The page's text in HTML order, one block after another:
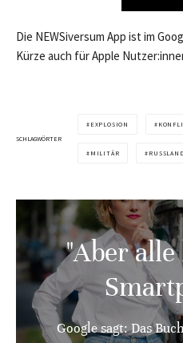
Die NEWSiversum App ist im
Kürze auch für Apple
SCHLAGWÖRTER
EXPLOSION
MILITÄR RUSSLAND
"Aber alle
Google sagt: Das